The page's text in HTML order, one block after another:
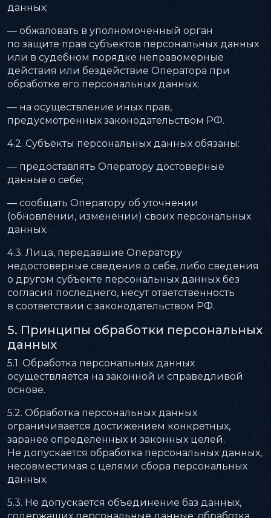
данных;
— обжаловать в уполномоченный орган
по защите прав субъектов персональных данных
или в судебном порядке неправомерные
действия или бездействие Оператора при
обработке его персональных данных;
— на осуществление иных прав,
предусмотренных законодательством РФ.
4.2. Субъекты персональных данных обязаны:
— предоставлять Оператору достоверные
данные о себе;
— сообщать Оператору об уточнении
(обновлении, изменении) своих персональных
данных.
4.3. Лица, передавшие Оператору
недостоверные сведения о себе, либо сведения
о другом субъекте персональных данных без
согласия последнего, несут ответственность
в соответствии с законодательством РФ.
5. Принципы обработки персональных
данных
5.1. Обработка персональных данных
осуществляется на законной и справедливой
основе.
5.2. Обработка персональных данных
ограничивается достижением конкретных,
заранее определенных и законных целей.
Не допускается обработка персональных данных,
несовместимая с целями сбора персональных
данных.
5.3. Не допускается объединение баз данных,